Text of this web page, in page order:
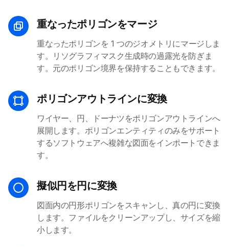
重なったポリゴンをマージ
重なったポリゴンを 1 つのジオメトリにマージしま
す。リソグラフィマスク生成時の過露光を防ぎま
す。元のポリゴン境界を保持することもできます。
ポリゴンアウトラインに変換
ワイヤー、円、ドーナツをポリゴンアウトラインへ
展開します。ポリゴンエンティティのみをサポート
するソフトウェアへ複雑な図面をインポートできま
す。
擬似円を円に変換
図面内の円形ポリゴンをスキャンし、真の円に変換
します。ファイルをクリーンアップし、サイズを縮
小します。